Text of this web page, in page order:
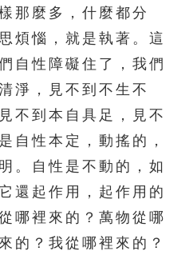
463 464 465
468 469 470
473 474 475
478 479 480
488 489 490
493 494 495
498 499 500
503 504 505
那麼多，什麼都分
煩惱，就是執著。這
自性障礙住了，我們
淨，見不到不生不
不到本自具足，見不
自性本定，動搖的，
。自性是不動的，如
還起作用，起作用的
哪裡來的？萬物從哪
的？我從哪裡來的？